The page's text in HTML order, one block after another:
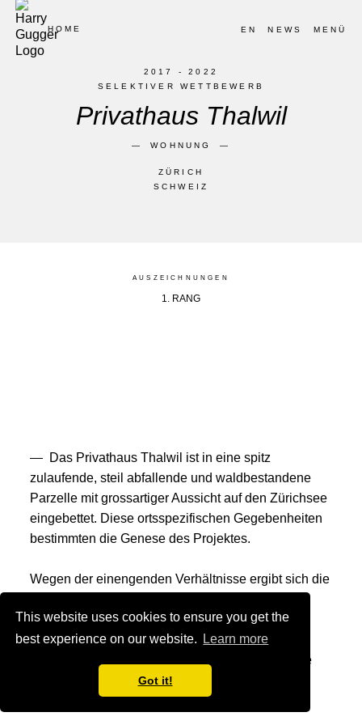
This website uses cookies to ensure you get the
best experience on our website.
Learn more
Got it!
HOME EN NEWS MENÜ
2017 - 2022
SELEKTIVER WETTBEWERB
Privathaus Thalwil
WOHNUNG
ZÜRICH
SCHWEIZ
AUSZEICHNUNGEN
1. RANG
Das Privathaus Thalwil ist in eine spitz
zulaufende, steil abfallende und waldbestandene
Parzelle mit grossartiger Aussicht auf den Zürichsee
eingebettet. Diese ortsspezifischen Gegebenheiten
bestimmten die Genese des Projektes.
Wegen der einengenden Verhältnisse ergibt sich die
Polygon welches von der der Baulinie und der
Waldabstandslinie gebildet wird. Der Bau- und
Zonenordnung entsprechend entwickelt sich eine
Höhenstaffelung mit einem Untergeschoss, zwei
Vollgeschossen und einem Attikageschoss.